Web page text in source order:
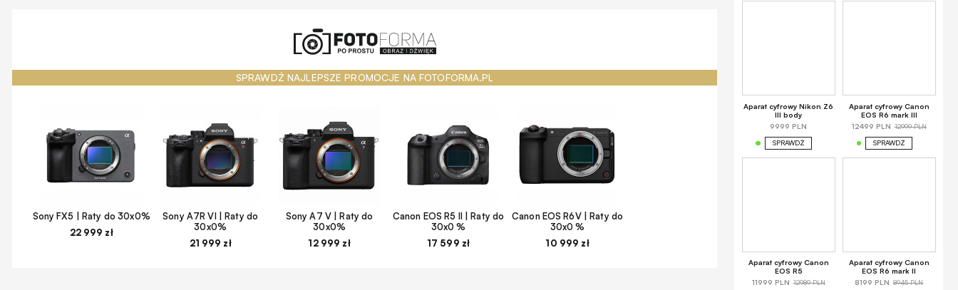
SPRAWDŹ NAJLEPSZE PROMOCJE NA FOTOFORMA.PL
Sony FX5 | Raty do 30x0%
22 999 zł
Sony A7R VI | Raty do
30x0%
21 999 zł
Sony A7 V | Raty do
30x0%
12 999 zł
Canon EOS R5 II | Raty do
30x0 %
17 599 zł
Canon EOS R6V | Raty do
30x0 %
10 999 zł
Aparat cyfrowy Nikon Z6
III body
9999 PLN
SPRAWDŹ
Aparat cyfrowy Canon
EOS R6 mark III
12499 PLN 12999 PLN
SPRAWDŹ
Aparat cyfrowy Canon
EOS R5
11999 PLN 12989 PLN
Aparat cyfrowy Canon
EOS R6 mark II
8199 PLN 8945 PLN